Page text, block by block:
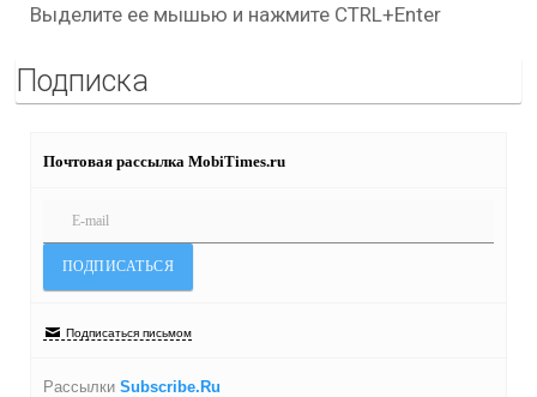
Выделите ее мышью и нажмите CTRL+Enter
Подписка
Почтовая рассылка MobiTimes.ru
Подписаться письмом
Рассылки Subscribe.Ru